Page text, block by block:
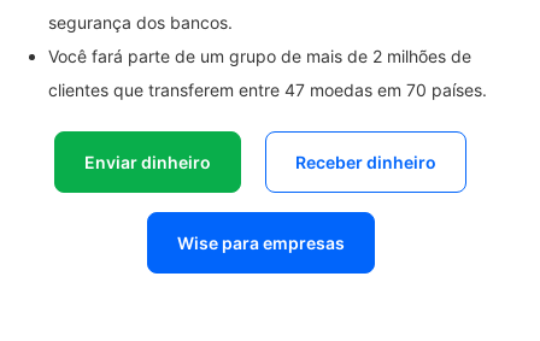
segurança dos bancos.
Você fará parte de um grupo de mais de 2 milhões de
clientes que transferem entre 47 moedas em 70 países.
Enviar dinheiro Receber dinheiro
Wise para empresas